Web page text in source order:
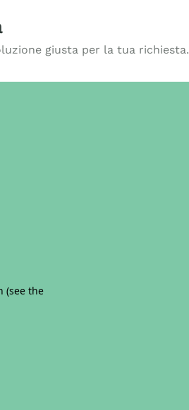
giusta per la tua richiesta.